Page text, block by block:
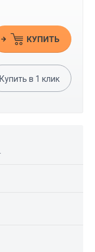
КУПИТЬ
Купить в 1 клик